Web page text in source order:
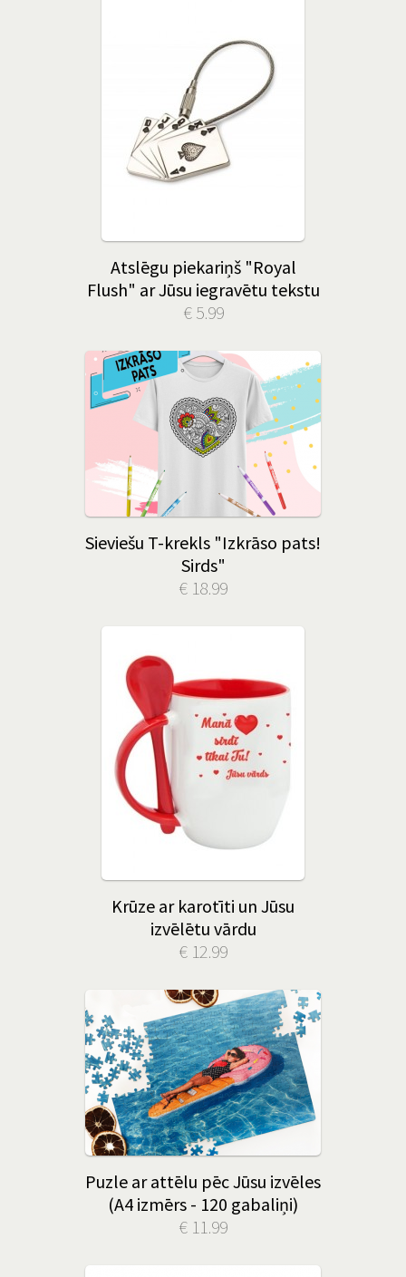
Atslēgu piekariņš "Royal
Flush" ar Jūsu iegravētu tekstu
€ 5.99
Sieviešu T-krekls "Izkrāso pats!
Sirds"
€ 18.99
Krūze ar karotīti un Jūsu
izvēlētu vārdu
€ 12.99
Puzle ar attēlu pēc Jūsu izvēles
(A4 izmērs - 120 gabaliņi)
€ 11.99